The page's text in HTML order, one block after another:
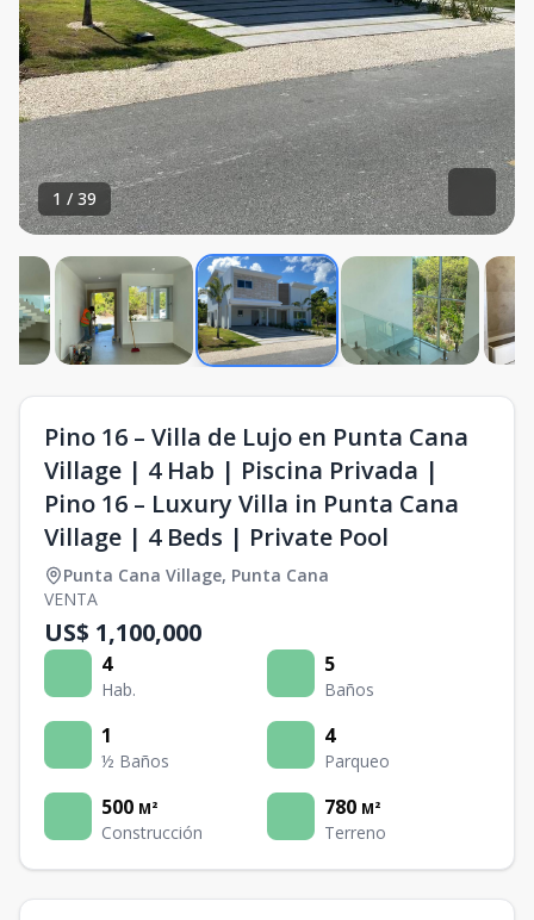
1 / 39
Pino 16 – Villa de Lujo en Punta Cana
Village | 4 Hab | Piscina Privada |
Pino 16 – Luxury Villa in Punta Cana
Village | 4 Beds | Private Pool
Punta Cana Village, Punta Cana
VENTA
US$ 1,100,000
4
Hab.
5
Baños
1
½ Baños
4
Parqueo
500 M²
Construcción
780 M²
Terreno